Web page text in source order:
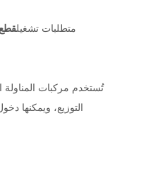
متطلبات تشغيل
تُستخدم مركبات
التوزيع، ويمكنها